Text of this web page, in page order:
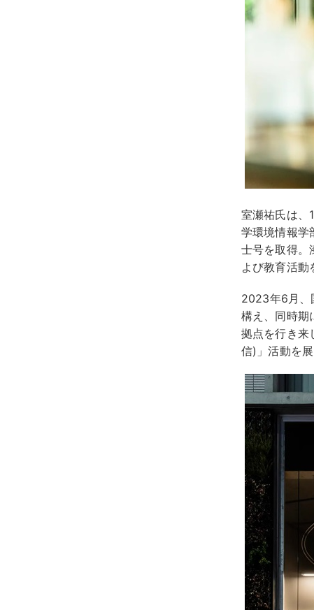
室瀬祐氏は、
学環境情報学
士号を取得。
よび教育活動
2023年6月、
構え、同時期
拠点を行き来
信)」活動を展